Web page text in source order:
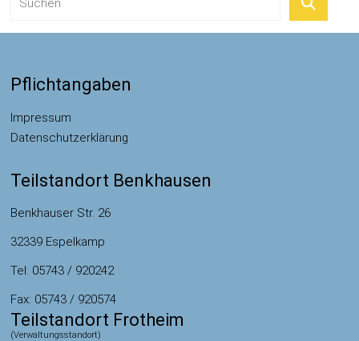
Pflichtangaben
Impressum
Datenschutzerklärung
Teilstandort Benkhausen
Benkhauser Str. 26
32339 Espelkamp
Tel: 05743 / 920242
Fax: 05743 / 920574
Teilstandort Frotheim
(Verwaltungsstandort)